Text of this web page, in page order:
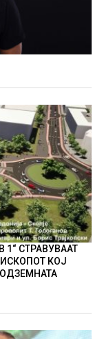
1“ СТРАВУВААТ
КОЈ